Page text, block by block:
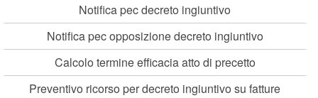
Notifica pec decreto ingiuntivo
Notifica pec opposizione decreto ingiuntivo
Calcolo termine efficacia atto di precetto
Preventivo ricorso per decreto ingiuntivo su fatture